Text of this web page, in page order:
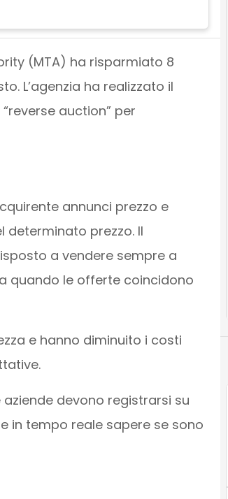
(MTA) ha risparmiato 8
L’agenzia ha realizzato il
auction” per
annunci prezzo e
prezzo. Il
a vendere sempre a
quando le offerte coincidono
e hanno diminuito i costi
aziende devono registrarsi su
in tempo reale sapere se sono